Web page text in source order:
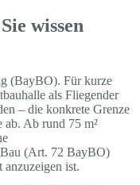
wissen
(BayBO). Für kurze
als Fliegender
– die konkrete Grenze
ab. Ab rund 75 m²
(Art. 72 BayBO)
ist.